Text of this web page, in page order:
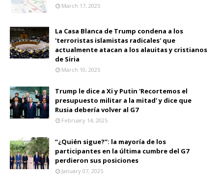
March 17, 2025
La Casa Blanca de Trump condena a los
'terroristas islamistas radicales' que
actualmente atacan a los alauitas y cristianos
de Siria
March 10, 2025
Trump le dice a Xi y Putin 'Recortemos el
presupuesto militar a la mitad' y dice que
Rusia debería volver al G7
February 14, 2025
“¿Quién sigue?”: la mayoría de los
participantes en la última cumbre del G7
perdieron sus posiciones
January 07, 2025